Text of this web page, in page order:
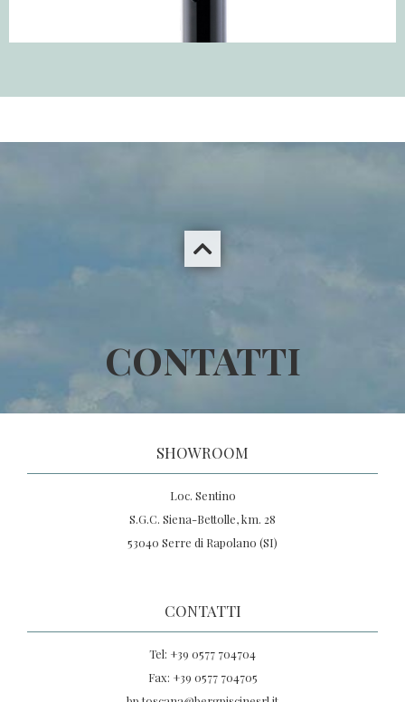
CONTATTI
SHOWROOM
Loc. Sentino
S.G.C. Siena-Bettolle, km. 28
53040 Serre di Rapolano (SI)
CONTATTI
Tel: +39 0577 704704
Fax: +39 0577 704705